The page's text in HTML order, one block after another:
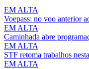
EM ALTA
Voepass: no voo anterior
EM ALTA
Caminhada abre
EM ALTA
STF retoma trabalhos
EM ALTA